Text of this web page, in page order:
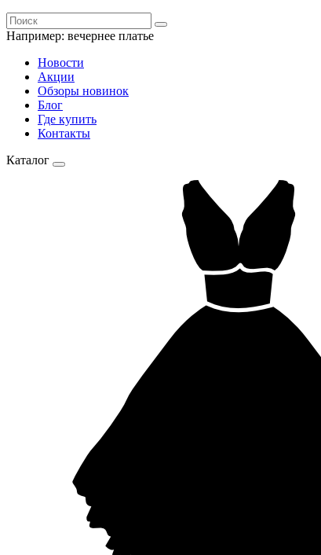
Например: вечернее платье
Новости
Акции
Обзоры новинок
Блог
Где купить
Контакты
Каталог